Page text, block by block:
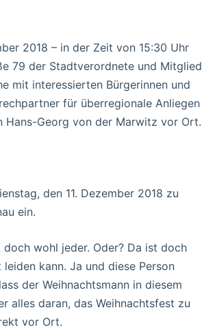
2018 – in der Zeit von 15:30 Uhr
79 der Stadtverordnete und Mitglied
mit interessierten Bürgerinnen und
für überregionale Anliegen
Hans-Georg von der Marwitz vor Ort.
den 11. Dezember 2018 zu
ein.
wohl jeder. Oder? Da ist doch
kann. Ja und diese Person
der Weihnachtsmann in diesem
alles daran, das Weihnachtsfest zu
vor Ort.